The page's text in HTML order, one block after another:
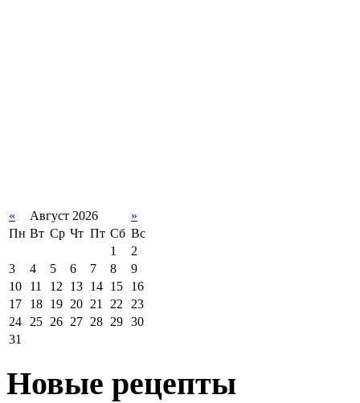
« Август 2026
»
Пн Вт Ср Чт Пт Сб Вс
1
2
3
4 5 6 7 8
9
10
11 12 13 14 15
16
17
18 19 20 21 22 23
24 25 26 27 28 29 30
31
Новые рецепты